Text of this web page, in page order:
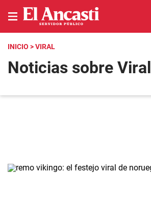
INICIO > VIRAL
Noticias sobre Viral